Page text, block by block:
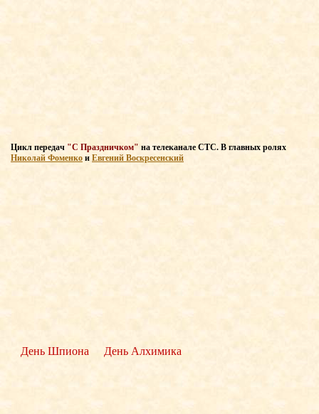
Цикл передач "С Праздничком" на телеканале СТС. В главных ролях
Николай Фоменко и Евгений Воскресенский
День Шпиона День Алхимика